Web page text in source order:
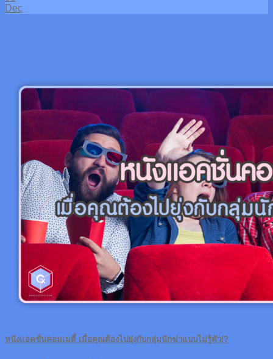
Dec
หนังแอคชั่นคอมเมดี้ เมื่อคุณต้องไปยุ่งกับกลุ่มนักฆ่าแบบไม่รู้ตัว!?